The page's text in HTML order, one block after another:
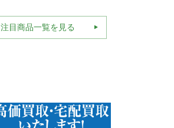
注目商品一覧を見る